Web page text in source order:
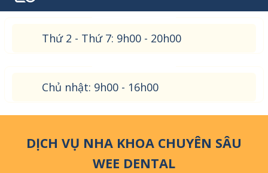
Thứ 2 - Thứ 7: 9h00 - 20h00
Chủ nhật: 9h00 - 16h00
DỊCH VỤ NHA KHOA CHUYÊN SÂU
WEE DENTAL